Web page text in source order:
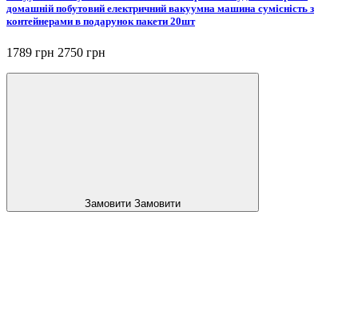
домашній побутовий електричний вакуумна машина сумісність з
контейнерами в подарунок пакети 20шт
1789 грн 2750 грн
Замовити Замовити